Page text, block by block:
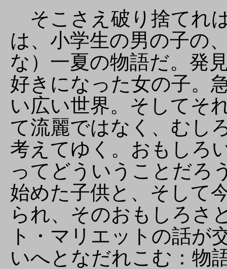
そこさえ破り捨てれ
は、小学生の男の子の
な）一夏の物語だ。発
好きになった女の子。
い広い世界。そしてそ
て流麗ではなく、むし
考えてゆく。おもしろ
ってどういうことだろ
始めた子供と、そして
られ、そのおもしろさ
ト・マリエットの話が
いへとなだれこむ：物